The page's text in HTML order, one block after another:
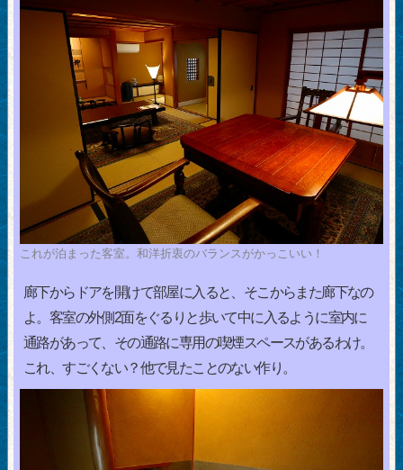
これが泊まった客室。和洋折衷のバランスがかっこいい！
廊下からドアを開けて部屋に入ると、そこからまた廊下なの
よ。客室の外側2面をぐるりと歩いて中に入るように室内に
通路があって、その通路に専用の喫煙スペースがあるわけ。
これ、すごくない？他で見たことのない作り。